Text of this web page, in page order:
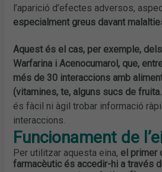
l’aparició d’efectes adversos,
especialment greus davant
Aquest és el cas, per exemple,
Warfarina i Acenocumarol, que,
més de 30 interaccions amb
(vitamines, te, alguns sucs de
és fàcil ni àgil trobar informació
interaccions.
Funcionament de
Per utilitzar aquesta eina, el primer
farmacèutic és accedir-hi a través